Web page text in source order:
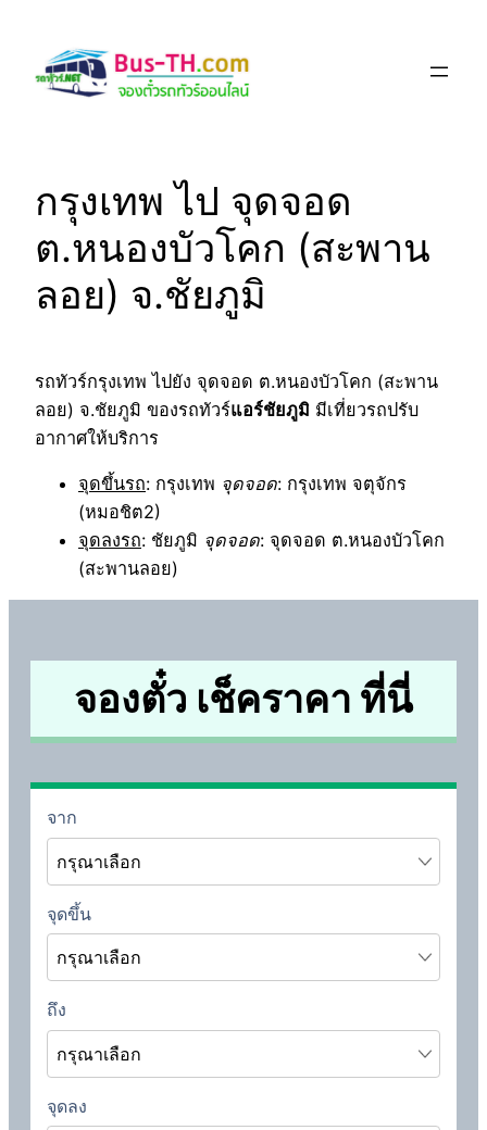
content
กรุงเทพ ไป จุดจอด
ต.หนองบัวโคก (สะพาน
ลอย) จ.ชัยภูมิ
รถทัวร์กรุงเทพ ไปยัง จุดจอด ต.หนองบัวโคก (สะพาน
ลอย) จ.ชัยภูมิ ของรถทัวร์แอร์ชัยภูมิ มีเที่ยวรถปรับ
อากาศให้บริการ
จุดขึ้นรถ: กรุงเทพ จุดจอด: กรุงเทพ จตุจักร
(หมอชิต2)
จุดลงรถ: ชัยภูมิ จุดจอด: จุดจอด ต.หนองบัวโคก
(สะพานลอย)
จองตั๋ว เช็คราคา ที่นี่